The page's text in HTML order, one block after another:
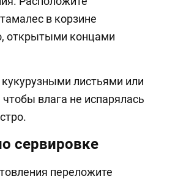
в корзине
открытыми концами
листьями или
влага не испарялась
сервировке
переложите